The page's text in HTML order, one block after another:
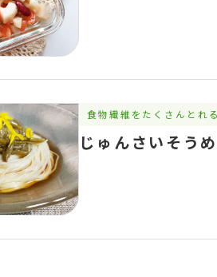
食物繊維をたくさんとれる
じゅんさいそう